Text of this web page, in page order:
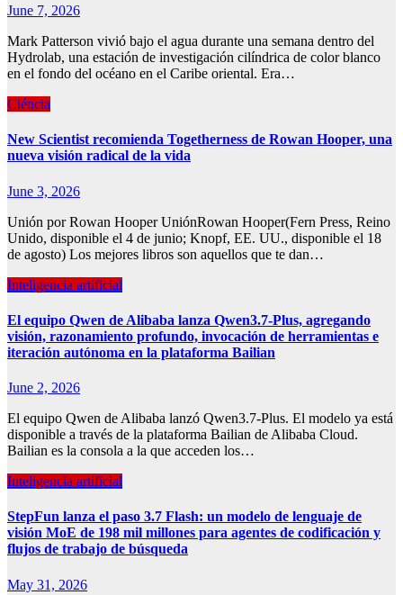
June 7, 2026
Mark Patterson vivió bajo el agua durante una semana dentro del
Hydrolab, una estación de investigación cilíndrica de color blanco
en el fondo del océano en el Caribe oriental. Era…
Ciéncia
New Scientist recomienda Togetherness de Rowan Hooper, una
nueva visión radical de la vida
June 3, 2026
Unión por Rowan Hooper UniónRowan Hooper(Fern Press, Reino
Unido, disponible el 4 de junio; Knopf, EE. UU., disponible el 18
de agosto) Los mejores libros son aquellos que te dan…
Inteligencia artificial
El equipo Qwen de Alibaba lanza Qwen3.7-Plus, agregando
visión, razonamiento profundo, invocación de herramientas e
iteración autónoma en la plataforma Bailian
June 2, 2026
El equipo Qwen de Alibaba lanzó Qwen3.7-Plus. El modelo ya está
disponible a través de la plataforma Bailian de Alibaba Cloud.
Bailian es la consola a la que acceden los…
Inteligencia artificial
StepFun lanza el paso 3.7 Flash: un modelo de lenguaje de
visión MoE de 198 mil millones para agentes de codificación y
flujos de trabajo de búsqueda
May 31, 2026